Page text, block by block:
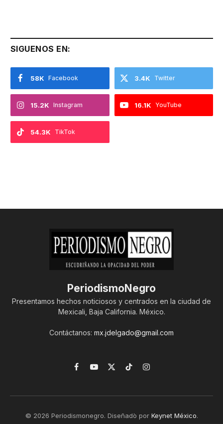
SIGUENOS EN:
Facebook
58K Twitter
3.4K
Instagram
15.2K YouTube
16.1K
TikTok
54.3K
PeriodismoNegro
Presentamos hechos noticiosos y centrados en la ciudad de
Mexicali, Baja California. México.
Contáctanos: mx.jdelgado@gmail.com
Facebook
YouTube
X
TikTokInstagram
© 2026 Periodismonegro. Diseñado por Keynet México.